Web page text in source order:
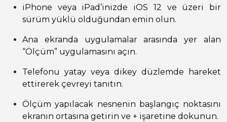
iPhone veya iPad’inizde iOS 12 ve üzeri bir
sürüm yüklü olduğundan emin olun.
Ana ekranda uygulamalar arasında yer alan
“Ölçüm” uygulamasını açın.
Telefonu yatay veya dikey düzlemde hareket
ettirerek çevreyi tanıtın.
Ölçüm yapılacak nesnenin başlangıç noktasını
ekranın ortasına getirin ve + işaretine dokunun.